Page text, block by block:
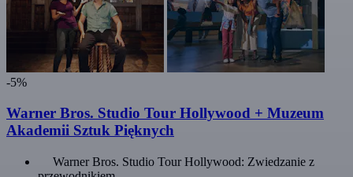
-5%
Warner Bros. Studio Tour Hollywood + Muzeum
Akademii Sztuk Pięknych
Warner Bros. Studio Tour Hollywood: Zwiedzanie z